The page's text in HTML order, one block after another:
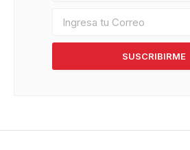
SUSCRIBIRME